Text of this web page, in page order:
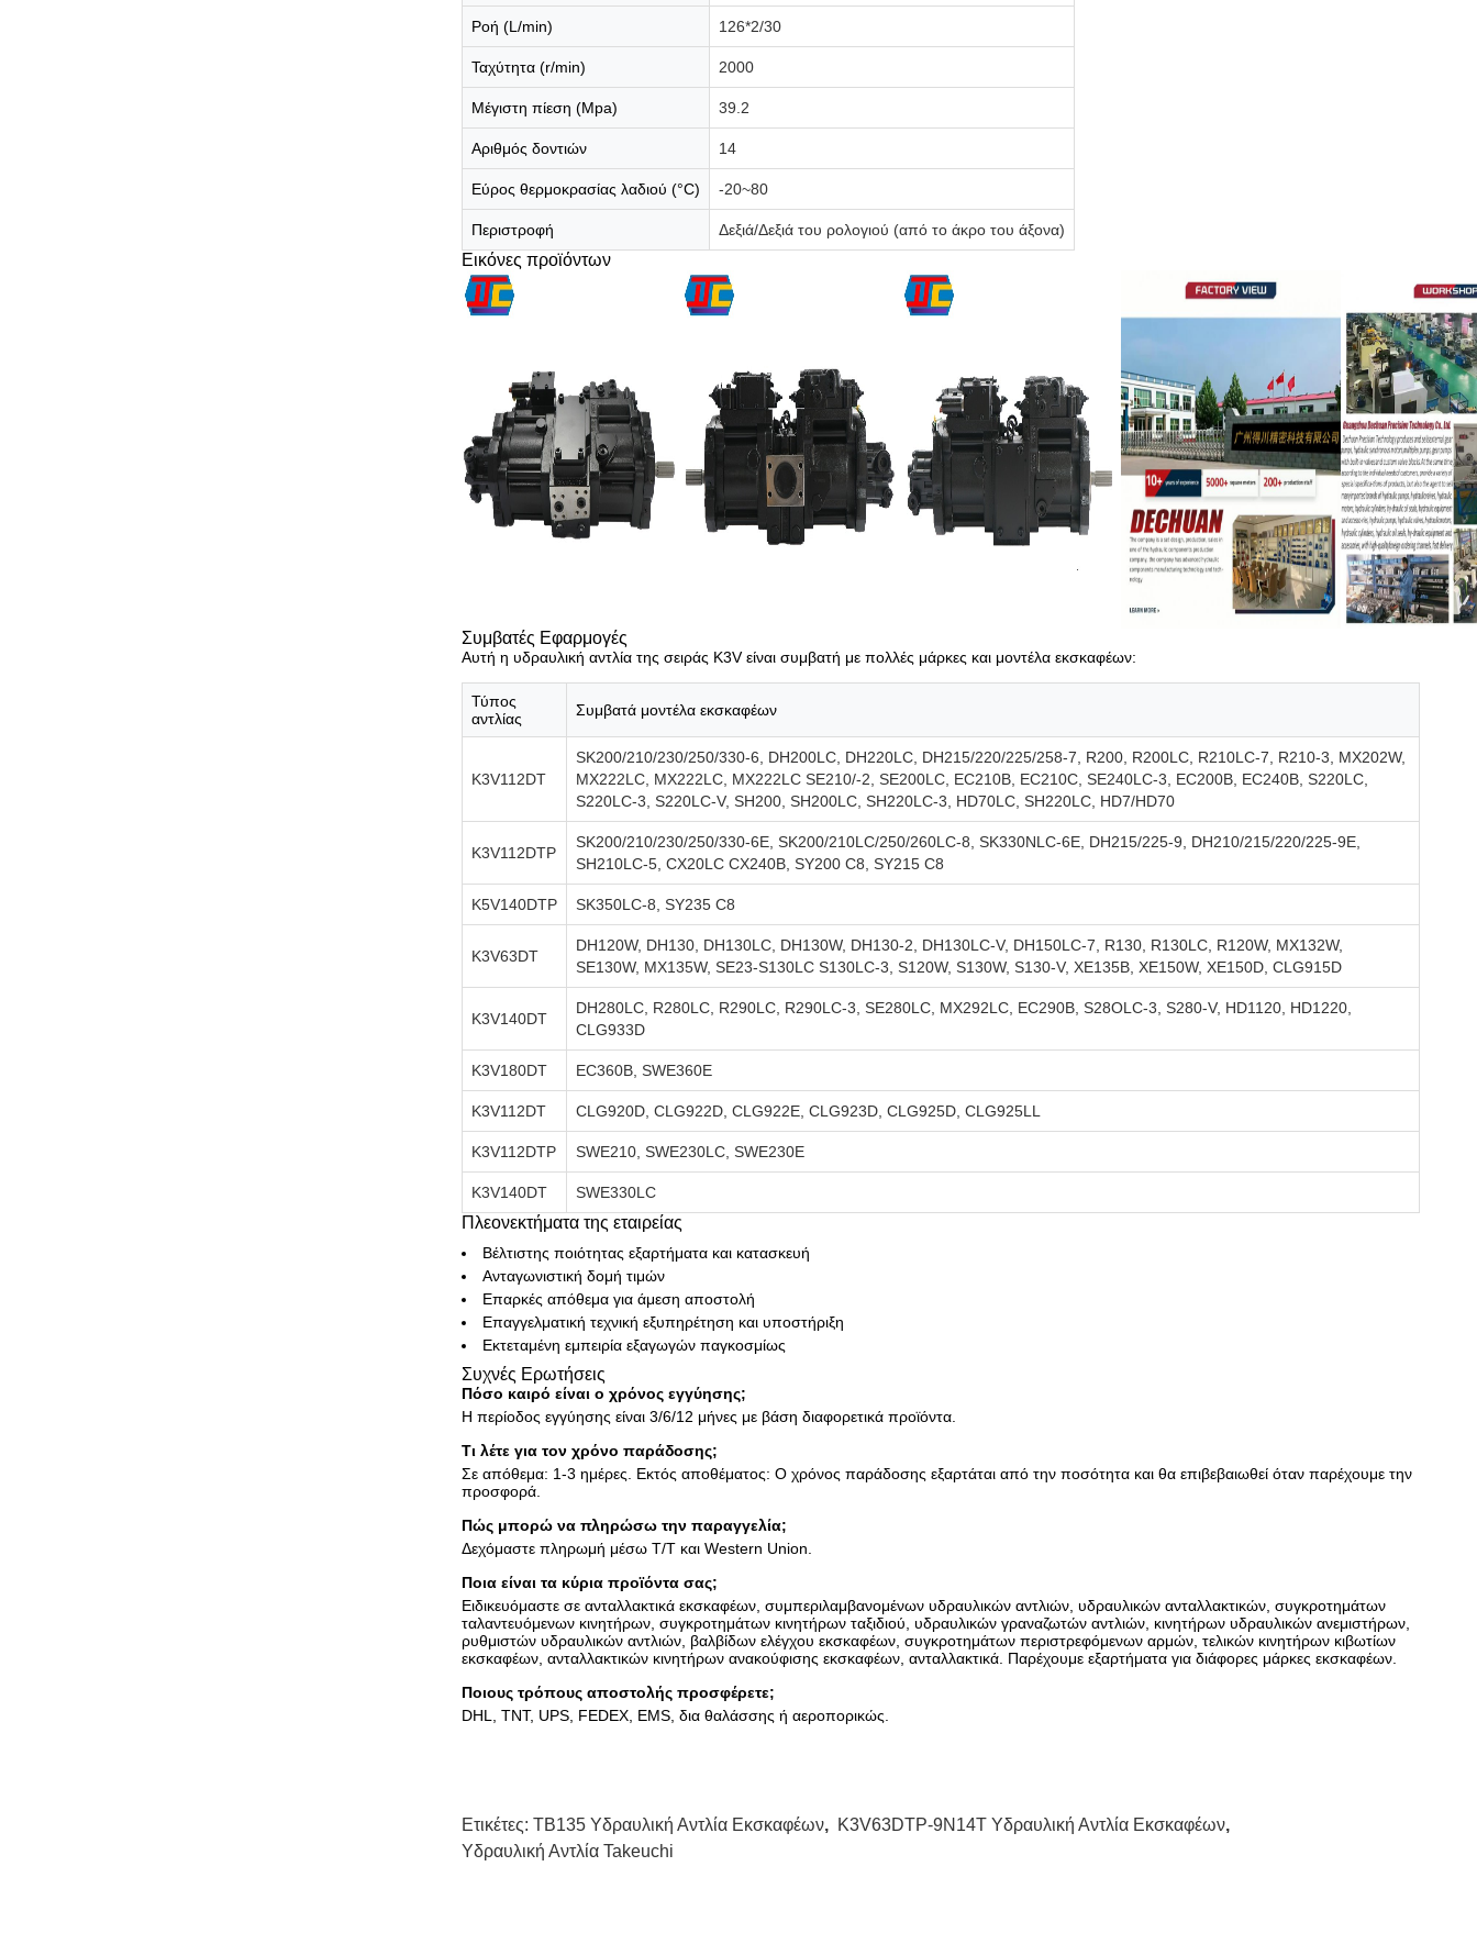
Ροή (L/min) 126*2/30
Ταχύτητα (r/min) 2000
Μέγιστη πίεση (Mpa) 39.2
Αριθμός δοντιών 14
Εύρος θερμοκρασίας λαδιού (°C) -20~80
Περιστροφή Δεξιά/Δεξιά του ρολογιού (από το άκρο του άξονα)
Εικόνες προϊόντων
Συμβατές Εφαρμογές
Αυτή η υδραυλική αντλία της σειράς K3V είναι συμβατή με πολλές μάρκες και μοντέλα εκσκαφέων:
Τύπος
αντλίας
Συμβατά μοντέλα εκσκαφέων
K3V112DT
SK200/210/230/250/330-6, DH200LC, DH220LC, DH215/220/225/258-7, R200, R200LC, R210LC-7, R210-3, MX202W,
MX222LC, MX222LC, MX222LC SE210/-2, SE200LC, EC210B, EC210C, SE240LC-3, EC200B, EC240B, S220LC,
S220LC-3, S220LC-V, SH200, SH200LC, SH220LC-3, HD70LC, SH220LC, HD7/HD70
K3V112DTP
SK200/210/230/250/330-6E, SK200/210LC/250/260LC-8, SK330NLC-6E, DH215/225-9, DH210/215/220/225-9E,
SH210LC-5, CX20LC CX240B, SY200 C8, SY215 C8
K5V140DTP SK350LC-8, SY235 C8
K3V63DT
DH120W, DH130, DH130LC, DH130W, DH130-2, DH130LC-V, DH150LC-7, R130, R130LC, R120W, MX132W,
SE130W, MX135W, SE23-S130LC S130LC-3, S120W, S130W, S130-V, XE135B, XE150W, XE150D, CLG915D
K3V140DT
DH280LC, R280LC, R290LC, R290LC-3, SE280LC, MX292LC, EC290B, S28OLC-3, S280-V, HD1120, HD1220,
CLG933D
K3V180DT EC360B, SWE360E
K3V112DT CLG920D, CLG922D, CLG922E, CLG923D, CLG925D, CLG925LL
K3V112DTP SWE210, SWE230LC, SWE230E
K3V140DT SWE330LC
Πλεονεκτήματα της εταιρείας
Βέλτιστης ποιότητας εξαρτήματα και κατασκευή
Ανταγωνιστική δομή τιμών
Επαρκές απόθεμα για άμεση αποστολή
Επαγγελματική τεχνική εξυπηρέτηση και υποστήριξη
Εκτεταμένη εμπειρία εξαγωγών παγκοσμίως
Συχνές Ερωτήσεις
Πόσο καιρό είναι ο χρόνος εγγύησης;
Η περίοδος εγγύησης είναι 3/6/12 μήνες με βάση διαφορετικά προϊόντα.
Τι λέτε για τον χρόνο παράδοσης;
Σε απόθεμα: 1-3 ημέρες. Εκτός αποθέματος: Ο χρόνος παράδοσης εξαρτάται από την ποσότητα και θα επιβεβαιωθεί όταν παρέχουμε την
προσφορά.
Πώς μπορώ να πληρώσω την παραγγελία;
Δεχόμαστε πληρωμή μέσω T/T και Western Union.
Ποια είναι τα κύρια προϊόντα σας;
Ειδικευόμαστε σε ανταλλακτικά εκσκαφέων, συμπεριλαμβανομένων υδραυλικών αντλιών, υδραυλικών ανταλλακτικών, συγκροτημάτων
ταλαντευόμενων κινητήρων, συγκροτημάτων κινητήρων ταξιδιού, υδραυλικών γραναζωτών αντλιών, κινητήρων υδραυλικών ανεμιστήρων,
ρυθμιστών υδραυλικών αντλιών, βαλβίδων ελέγχου εκσκαφέων, συγκροτημάτων περιστρεφόμενων αρμών, τελικών κινητήρων κιβωτίων
εκσκαφέων, ανταλλακτικών κινητήρων ανακούφισης εκσκαφέων, ανταλλακτικά. Παρέχουμε εξαρτήματα για διάφορες μάρκες εκσκαφέων.
Ποιους τρόπους αποστολής προσφέρετε;
DHL, TNT, UPS, FEDEX, EMS, δια θαλάσσης ή αεροπορικώς.
Ετικέτες: TB135 Υδραυλική Αντλία Εκσκαφέων, K3V63DTP-9N14T Υδραυλική Αντλία Εκσκαφέων,
Υδραυλική Αντλία Takeuchi